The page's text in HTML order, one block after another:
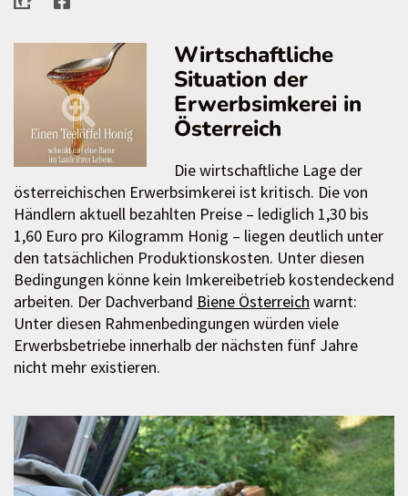
Wirtschaftliche
Situation der
Erwerbsimkerei in
Österreich
Die wirtschaftliche Lage der
österreichischen Erwerbsimkerei ist kritisch. Die von
Händlern aktuell bezahlten Preise – lediglich 1,30 bis
1,60 Euro pro Kilogramm Honig – liegen deutlich unter
den tatsächlichen Produktionskosten. Unter diesen
Bedingungen könne kein Imkereibetrieb kostendeckend
arbeiten. Der Dachverband Biene Österreich warnt:
Unter diesen Rahmenbedingungen würden viele
Erwerbsbetriebe innerhalb der nächsten fünf Jahre
nicht mehr existieren.